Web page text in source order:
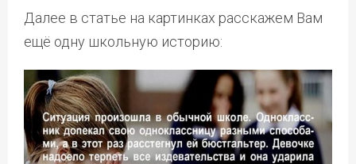
Далее в статье на картинках расскажем Вам
ещё одну школьную историю: